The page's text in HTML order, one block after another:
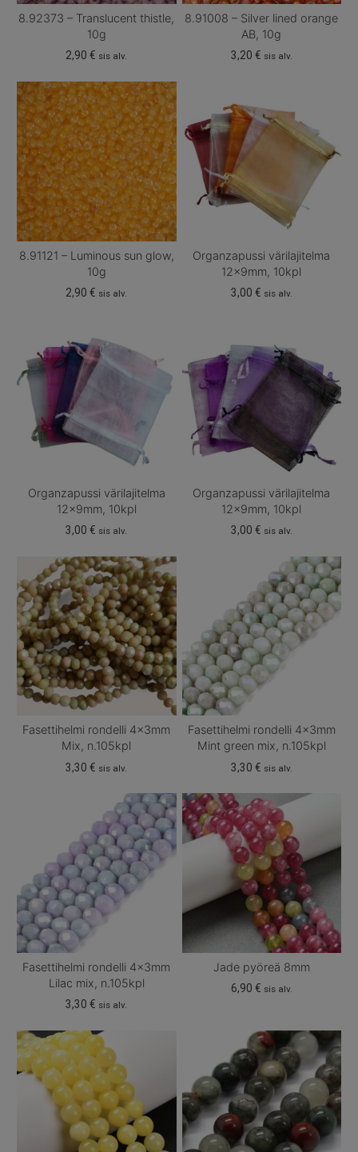
8.92373 – Translucent thistle,
10g
2,90€ sis alv.
8.91008 – Silver lined orange
AB, 10g
3,20 € sis alv.
8.91121 – Luminous sun glow,
10g
2,90€ sis alv.
Organzapussi värilajitelma
12x9mm, 10kpl
3,00 € sis alv.
Organzapussi värilajitelma
12x9mm, 10kpl
3,00€ sis alv.
Organzapussi värilajitelma
12x9mm, 10kpl
3,00 € sis alv.
Fasettihelmi rondelli 4x3mm
Mix, n.105kpl
3,30€ sis alv.
Fasettihelmi rondelli 4x3mm
Mint green mix, n.105kpl
3,30 € sis alv.
Fasettihelmi rondelli 4x3mm
Lilac mix, n.105kpl
3,30€ sis alv.
Jade pyöreä 8mm
6,90 € sis alv.